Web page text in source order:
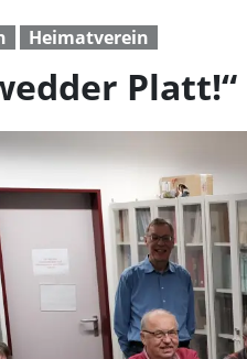
Heimatverein
Platt!“